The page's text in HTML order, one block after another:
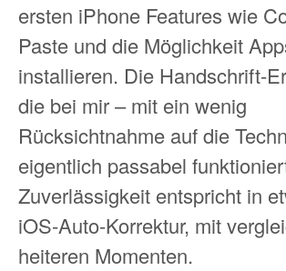
ersten iPhone Features wie
Paste und die Möglichkeit
installieren. Die Handschrift-
die bei mir – mit ein wenig
Rücksichtnahme auf die
eigentlich passabel
Zuverlässigkeit entspricht in
iOS-Auto-Korrektur, mit
heiteren Momenten.